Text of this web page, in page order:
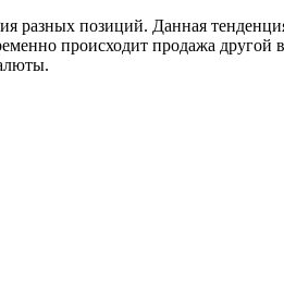
разных позиций. Данная
происходит продажа другой